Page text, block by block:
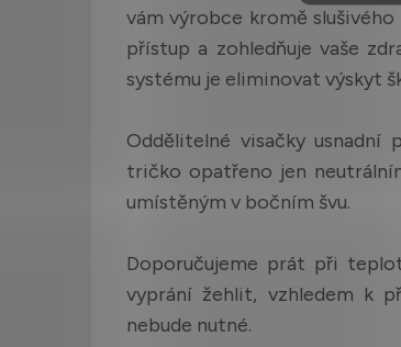
vám výrobce kromě
přístup a zohledňuje vaše
systému je eliminovat výskyt
Oddělitelné visačky usnadní
tričko opatřeno jen
umístěným v bočním švu.
Doporučujeme prát při
vyprání žehlit, vzhledem k
nebude nutné.